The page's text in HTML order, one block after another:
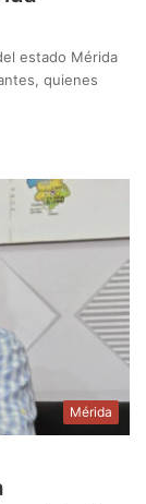
estado Mérida
quienes
Mérida